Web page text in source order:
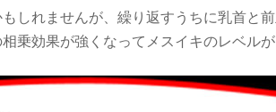
しれませんが、繰り返すうちに乳首と
乗効果が強くなってメスイキのレベルが